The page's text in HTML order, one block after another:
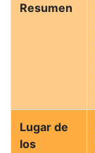
Resumen
Lugar de
los